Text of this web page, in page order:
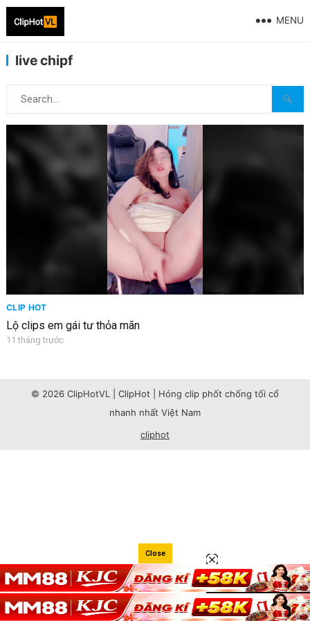
MENU
live chipf
CLIP HOT
Lộ clips em gái tư thỏa mãn
11 tháng trước
© 2026 ClipHotVL | ClipHot | Hóng clip phốt chống tối cổ
nhanh nhất Việt Nam
cliphot
Close